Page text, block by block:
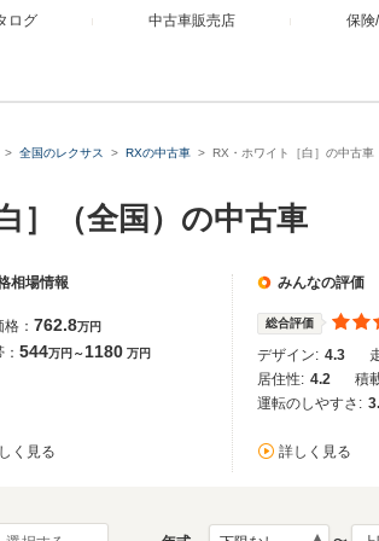
ログ 中古車販売店 保険
全国のレクサス RXの中古車 RX・ホワイト［白］の中古車
］（全国）の中古車
相場情報
： 762.8万円
544万円～1180 万円
く見る
みんなの評価
総合評価
デザイン: 4.3
居住性: 4.2 積
運転のしやすさ:
詳しく見る